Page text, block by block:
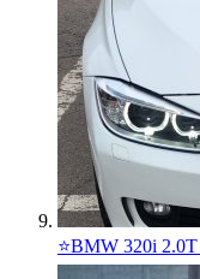
⭐️BMW 320i